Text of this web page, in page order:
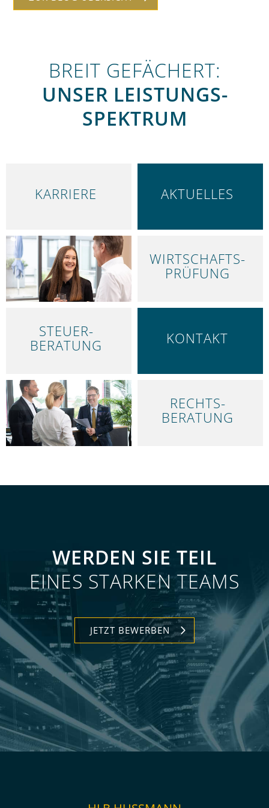
BREIT GEFÄCHERT:
UNSER LEISTUNGS­
SPEKTRUM
KARRIERE
LEISTUNGEN
AKTUELLES
WIRTSCHAFTS­
PRÜFUNG
STEUER­
BERATUNG
ÜBER UNS
KONTAKT
RECHTS­
BERATUNG
WERDEN SIE TEIL
EINES STARKEN TEAMS
JETZT BEWERBEN